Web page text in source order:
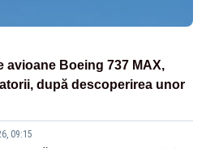
avioane Boeing 737 MAX,
după descoperirea unor
09:15